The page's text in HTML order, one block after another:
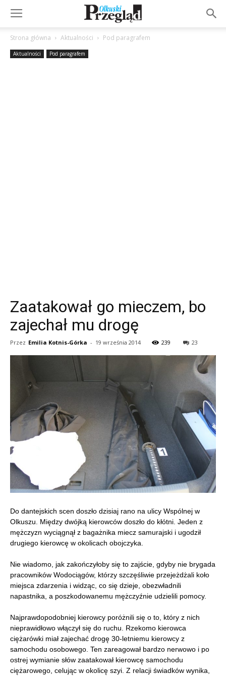
Strona główna Aktualności Pod paragrafem
Aktualności Pod paragrafem
Zaatakował go mieczem, bo
zajechał mu drogę
Przez Emilia Kotnis-Górka - 19 września 2014 239 23
Do dantejskich scen doszło dzisiaj rano na ulicy Wspólnej w
Olkuszu. Między dwójką kierowców doszło do kłótni. Jeden z
mężczyzn wyciągnął z bagażnika miecz samurajski i ugodził
drugiego kierowcę w okolicach obojczyka.
Nie wiadomo, jak zakończyłoby się to zajście, gdyby nie brygada
pracowników Wodociągów, którzy szczęśliwie przejeżdżali koło
miejsca zdarzenia i widząc, co się dzieje, obezwładnili
napastnika, a poszkodowanemu mężczyźnie udzielili pomocy.
Najprawdopodobniej kierowcy poróżnili się o to, który z nich
nieprawidłowo włączył się do ruchu. Rzekomo kierowca
ciężarówki miał zajechać drogę 30-letniemu kierowcy z
samochodu osobowego. Ten zareagował bardzo nerwowo i po
ostrej wymianie słów zaatakował kierowcę samochodu
ciężarowego, celując w okolicę szyi. Z relacji świadków wynika,